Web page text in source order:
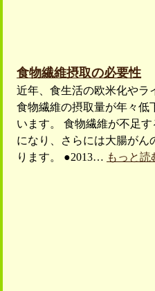
食物繊維摂取の必要性
近年、食生活の欧米化やラ
食物繊維の摂取量が年々低
います。 食物繊維が不足
になり、さらには大腸がん
ります。 ●2013… もっと読